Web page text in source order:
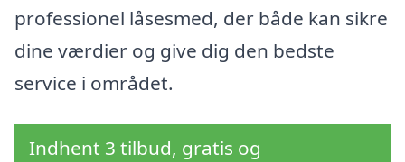
professionel låsesmed, der både kan sikre
dine værdier og give dig den bedste
service i området.
Indhent 3 tilbud, gratis og